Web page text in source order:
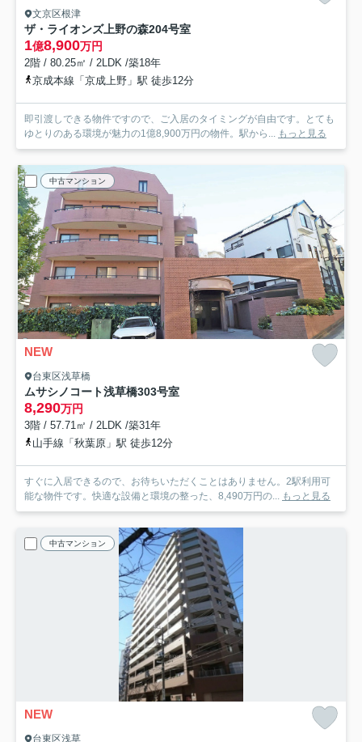
文京区根津
ザ・ライオンズ上野の森204号室
1億8,900万円
2階 / 80.25㎡ / 2LDK /築18年
京成本線「京成上野」駅 徒歩12分
即引渡しできる物件ですので、ご入居のタイミングが自由です。とても
ゆとりのある環境が魅力の1億8,900万円の物件。駅から... もっと見る
中古マンション
NEW
台東区浅草橋
ムサシノコート浅草橋303号室
8,290万円
3階 / 57.71㎡ / 2LDK /築31年
山手線「秋葉原」駅 徒歩12分
すぐに入居できるので、お待ちいただくことはありません。2駅利用可
能な物件です。快適な設備と環境の整った、8,490万円の... もっと見る
中古マンション
NEW
台東区浅草